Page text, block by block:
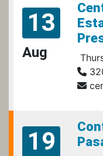
13
Aug
19